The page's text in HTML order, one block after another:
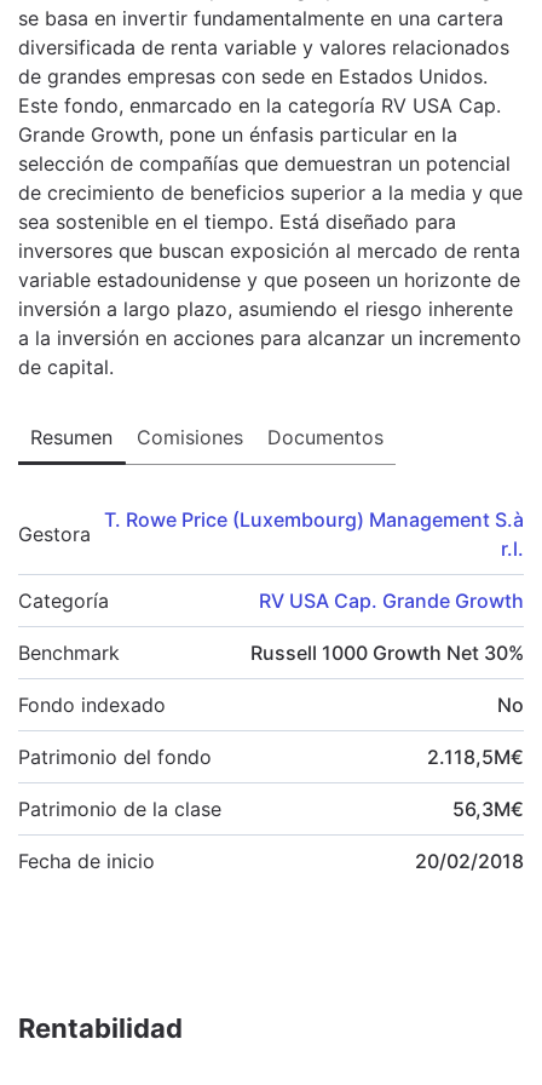
se basa en invertir fundamentalmente en una cartera
diversificada de renta variable y valores relacionados
de grandes empresas con sede en Estados Unidos.
Este fondo, enmarcado en la categoría RV USA Cap.
Grande Growth, pone un énfasis particular en la
selección de compañías que demuestran un potencial
de crecimiento de beneficios superior a la media y que
sea sostenible en el tiempo. Está diseñado para
inversores que buscan exposición al mercado de renta
variable estadounidense y que poseen un horizonte de
inversión a largo plazo, asumiendo el riesgo inherente
a la inversión en acciones para alcanzar un incremento
de capital.
Resumen Comisiones Documentos
Gestora
T. Rowe Price (Luxembourg) Management S.à
r.l.
Categoría RV USA Cap. Grande Growth
Benchmark Russell 1000 Growth Net 30%
Fondo indexado No
Patrimonio del fondo 2.118,5M€
Patrimonio de la clase 56,3M€
Fecha de inicio 20/02/2018
Rentabilidad